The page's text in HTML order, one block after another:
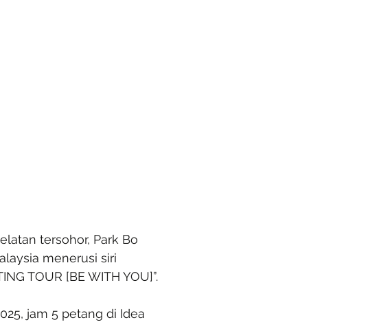
tersohor, Park Bo
menerusi siri
TOUR [BE WITH YOU]”.
jam 5 petang di Idea